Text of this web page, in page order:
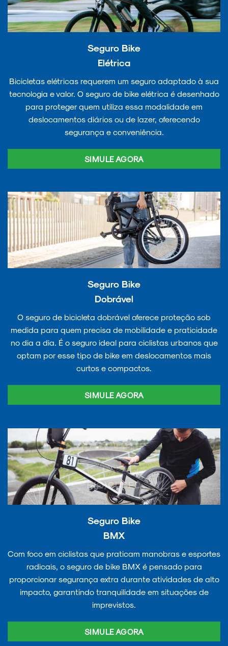
Seguro Bike
Elétrica
Bicicletas elétricas requerem um seguro adaptado à sua
tecnologia e valor. O seguro de bike elétrica é desenhado
para proteger quem utiliza essa modalidade em
deslocamentos diários ou de lazer, oferecendo
segurança e conveniência.
SIMULE AGORA
Seguro Bike
Dobrável
O seguro de bicicleta dobrável oferece proteção sob
medida para quem precisa de mobilidade e praticidade
no dia a dia. É o seguro ideal para ciclistas urbanos que
optam por esse tipo de bike em deslocamentos mais
curtos e compactos.
SIMULE AGORA
Seguro Bike
BMX
Com foco em ciclistas que praticam manobras e esportes
radicais, o seguro de bike BMX é pensado para
proporcionar segurança extra durante atividades de alto
impacto, garantindo tranquilidade em situações de
imprevistos.
SIMULE AGORA